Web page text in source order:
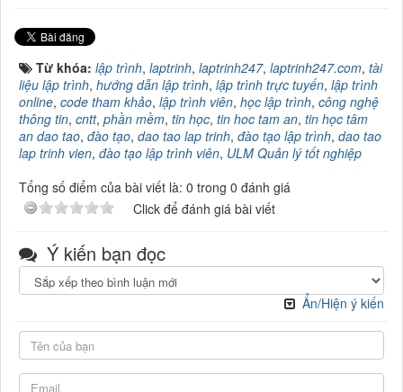
Từ khóa: lập trình, laptrinh, laptrinh247, laptrinh247.com, tài
liệu lập trình, hướng dẫn lập trình, lập trình trực tuyến, lập trình
online, code tham khảo, lập trình viên, học lập trình, công nghệ
thông tin, cntt, phần mềm, tin học, tin hoc tam an, tin học tâm
an dao tao, đào tạo, dao tao lap trinh, đào tạo lập trình, dao tao
lap trinh vien, đào tạo lập trình viên, ULM Quản lý tốt nghiệp
Tổng số điểm của bài viết là: 0 trong 0 đánh giá
Click để đánh giá bài viết
Ý kiến bạn đọc
Ẩn/Hiện ý kiến